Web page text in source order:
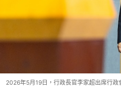
2026年5月19日，行政長官李家超出席行政